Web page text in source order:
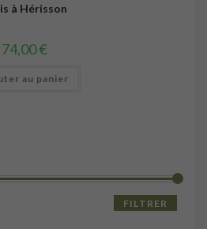
à Hérisson
74,00€
au panier
FILTRER